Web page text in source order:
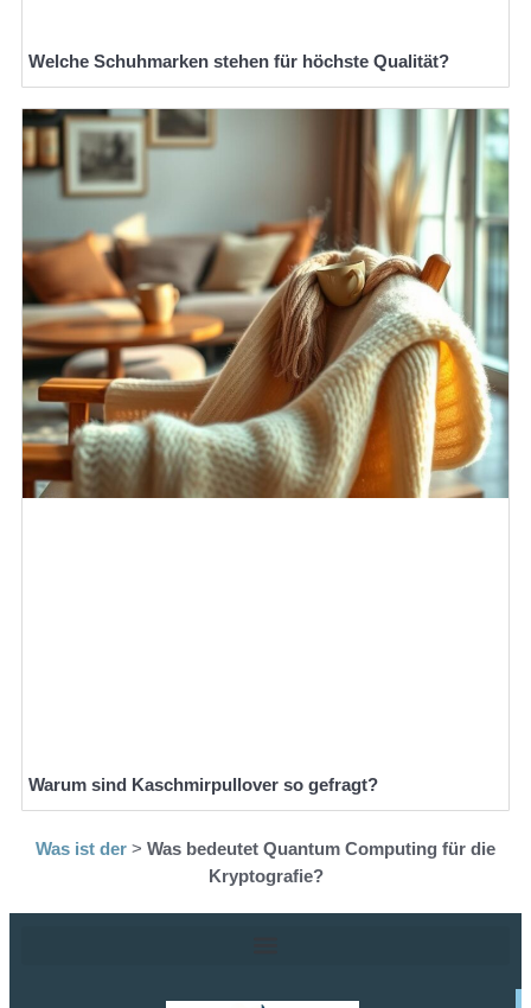
Welche Schuhmarken stehen für höchste Qualität?
Warum sind Kaschmirpullover so gefragt?
Was ist der > Was bedeutet Quantum Computing für die
Kryptografie?